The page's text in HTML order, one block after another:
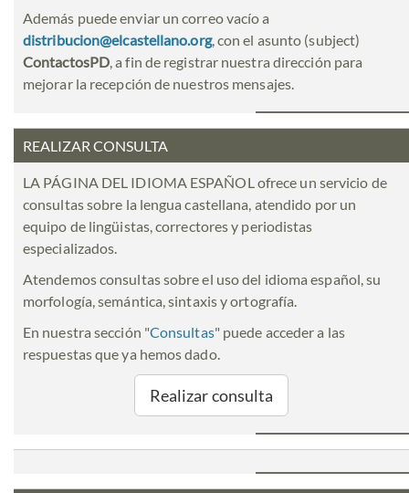
Además puede enviar un correo vacío a
distribucion@elcastellano.org, con el asunto (subject)
ContactosPD, a fin de registrar nuestra dirección para
mejorar la recepción de nuestros mensajes.
REALIZAR CONSULTA
LA PÁGINA DEL IDIOMA ESPAÑOL ofrece un servicio de
consultas sobre la lengua castellana, atendido por un
equipo de lingüistas, correctores y periodistas
especializados.
Atendemos consultas sobre el uso del idioma español, su
morfología, semántica, sintaxis y ortografía.
En nuestra sección "Consultas" puede acceder a las
respuestas que ya hemos dado.
Realizar consulta